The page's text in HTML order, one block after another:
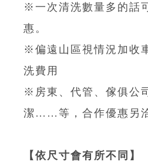
※一次清洗數量多的話
惠。
※偏遠山區視情況加收
洗費用
※房東、代管、傢俱公
潔……等，合作優惠另
【依尺寸會有所不同】